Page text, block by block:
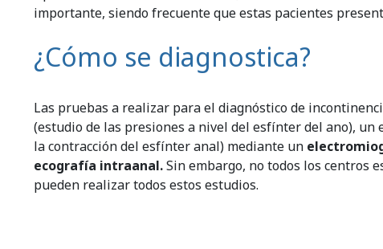
importante, siendo frecuente que estas pacientes
¿Cómo se diagnostica?
Las pruebas a realizar para el diagnóstico de
(estudio de las presiones a nivel del esfínter del ano),
la contracción del esfínter anal) mediante un
ecografía intraanal.Sin embargo, no todos los centros
pueden realizar todos estos estudios.